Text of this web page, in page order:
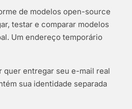
de modelos open-source
testar e comparar modelos
Um endereço temporário
quer entregar seu e-mail real
sua identidade separada